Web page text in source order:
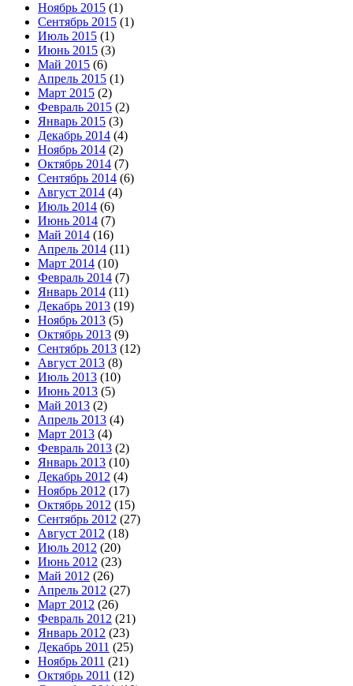
Ноябрь 2015 (1)
Сентябрь 2015 (1)
Июль 2015 (1)
Июнь 2015 (3)
Май 2015 (6)
Апрель 2015 (1)
Март 2015 (2)
Февраль 2015 (2)
Январь 2015 (3)
Декабрь 2014 (4)
Ноябрь 2014 (2)
Октябрь 2014 (7)
Сентябрь 2014 (6)
Август 2014 (4)
Июль 2014 (6)
Июнь 2014 (7)
Май 2014 (16)
Апрель 2014 (11)
Март 2014 (10)
Февраль 2014 (7)
Январь 2014 (11)
Декабрь 2013 (19)
Ноябрь 2013 (5)
Октябрь 2013 (9)
Сентябрь 2013 (12)
Август 2013 (8)
Июль 2013 (10)
Июнь 2013 (5)
Май 2013 (2)
Апрель 2013 (4)
Март 2013 (4)
Февраль 2013 (2)
Январь 2013 (10)
Декабрь 2012 (4)
Ноябрь 2012 (17)
Октябрь 2012 (15)
Сентябрь 2012 (27)
Август 2012 (18)
Июль 2012 (20)
Июнь 2012 (23)
Май 2012 (26)
Апрель 2012 (27)
Март 2012 (26)
Февраль 2012 (21)
Январь 2012 (23)
Декабрь 2011 (25)
Ноябрь 2011 (21)
Октябрь 2011 (12)